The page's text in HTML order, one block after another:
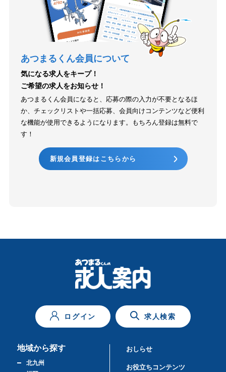
あつまるくん会員について
気になる求人をキープ！
ご希望の求人をお知らせ！
あつまるくん会員になると、応募の際の入力が不要となるほ
か、チェックリストや一括応募、会員向けコンテンツなど便利
な機能が使用できるようになります。もちろん登録は無料で
す！
新規会員登録はこちらから
ログイン 求人検索
地域から探す
北九州
おしらせ
お役立ちコンテンツ